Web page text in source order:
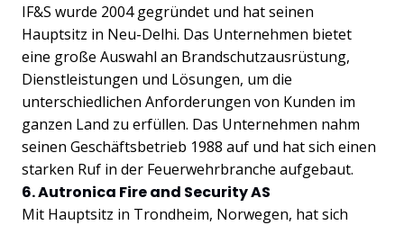
IF&S wurde 2004 gegründet und hat seinen
Hauptsitz in Neu-Delhi. Das Unternehmen bietet
eine große Auswahl an Brandschutzausrüstung,
Dienstleistungen und Lösungen, um die
unterschiedlichen Anforderungen von Kunden im
ganzen Land zu erfüllen. Das Unternehmen nahm
seinen Geschäftsbetrieb 1988 auf und hat sich einen
starken Ruf in der Feuerwehrbranche aufgebaut.
6. Autronica Fire and Security AS
Mit Hauptsitz in Trondheim, Norwegen, hat sich